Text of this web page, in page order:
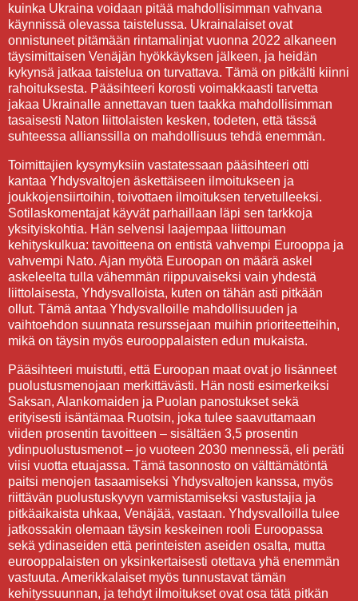
kuinka Ukraina voidaan pitää mahdollisimman vahvana
käynnissä olevassa taistelussa. Ukrainalaiset ovat
onnistuneet pitämään rintamalinjat vuonna 2022 alkaneen
täysimittaisen Venäjän hyökkäyksen jälkeen, ja heidän
kykynsä jatkaa taistelua on turvattava. Tämä on pitkälti kiinni
rahoituksesta. Pääsihteeri korosti voimakkaasti tarvetta
jakaa Ukrainalle annettavan tuen taakka mahdollisimman
tasaisesti Naton liittolaisten kesken, todeten, että tässä
suhteessa allianssilla on mahdollisuus tehdä enemmän.
Toimittajien kysymyksiin vastatessaan pääsihteeri otti
kantaa Yhdysvaltojen äskettäiseen ilmoitukseen ja
joukkojensiirtoihin, toivottaen ilmoituksen tervetulleeksi.
Sotilaskomentajat käyvät parhaillaan läpi sen tarkkoja
yksityiskohtia. Hän selvensi laajempaa liittouman
kehityskulkua: tavoitteena on entistä vahvempi Eurooppa ja
vahvempi Nato. Ajan myötä Euroopan on määrä askel
askeleelta tulla vähemmän riippuvaiseksi vain yhdestä
liittolaisesta, Yhdysvalloista, kuten on tähän asti pitkään
ollut. Tämä antaa Yhdysvalloille mahdollisuuden ja
vaihtoehdon suunnata resurssejaan muihin prioriteetteihin,
mikä on täysin myös eurooppalaisten edun mukaista.
Pääsihteeri muistutti, että Euroopan maat ovat jo lisänneet
puolustusmenojaan merkittävästi. Hän nosti esimerkeiksi
Saksan, Alankomaiden ja Puolan panostukset sekä
erityisesti isäntämaa Ruotsin, joka tulee saavuttamaan
viiden prosentin tavoitteen – sisältäen 3,5 prosentin
ydinpuolustusmenot – jo vuoteen 2030 mennessä, eli peräti
viisi vuotta etuajassa. Tämä tasonnosto on välttämätöntä
paitsi menojen tasaamiseksi Yhdysvaltojen kanssa, myös
riittävän puolustuskyvyn varmistamiseksi vastustajia ja
pitkäaikaista uhkaa, Venäjää, vastaan. Yhdysvalloilla tulee
jatkossakin olemaan täysin keskeinen rooli Euroopassa
sekä ydinaseiden että perinteisten aseiden osalta, mutta
eurooppalaisten on yksinkertaisesti otettava yhä enemmän
vastuuta. Amerikkalaiset myös tunnustavat tämän
kehityssuunnan, ja tehdyt ilmoitukset ovat osa tätä pitkän